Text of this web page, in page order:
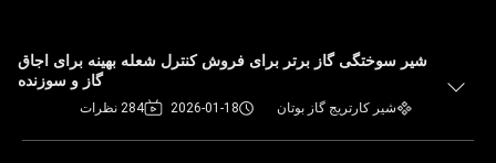
شیر سوختگی گاز برتر برای فروش کنترل شعله بهینه برای اجاق
گاز و سوزنده
شیر کارتریج گاز بوتان 2026-01-18 284 نظرات